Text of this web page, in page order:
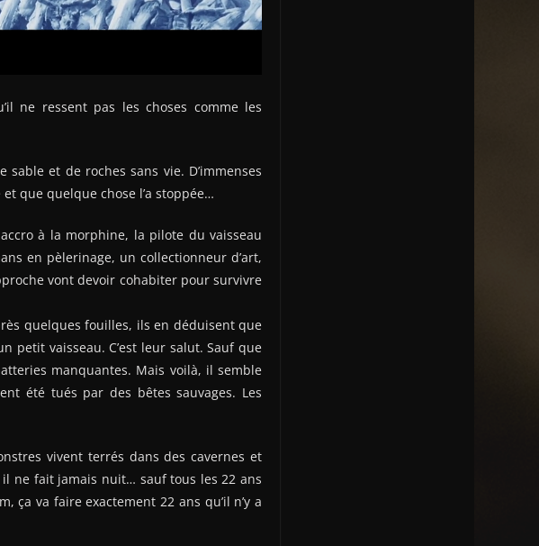
ne ressent pas les choses comme les
et de roches sans vie. D’immenses
que quelque chose l’a stoppée…
à la morphine, la pilote du vaisseau
en pèlerinage, un collectionneur d’art,
vont devoir cohabiter pour survivre
quelques fouilles, ils en déduisent que
petit vaisseau. C’est leur salut. Sauf que
manquantes. Mais voilà, il semble
été tués par des bêtes sauvages. Les
vivent terrés dans des cavernes et
ne fait jamais nuit… sauf tous les 22 ans
va faire exactement 22 ans qu’il n’y a